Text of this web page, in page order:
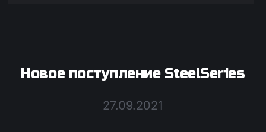
27.09.2021
Новое поступление SteelSeries